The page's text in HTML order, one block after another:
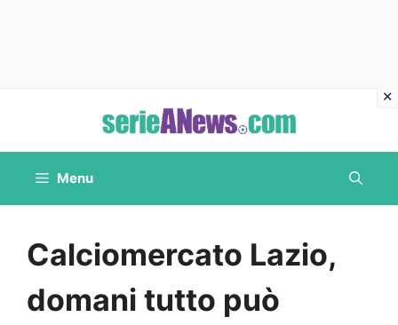
contenuto
Menu
Calciomercato Lazio,
domani tutto può